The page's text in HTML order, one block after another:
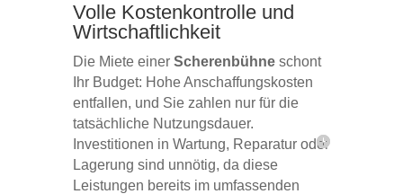
Volle Kostenkontrolle und
Wirtschaftlichkeit
Die Miete einer Scherenbühneschont
Ihr Budget: Hohe Anschaffungskosten
entfallen, und Sie zahlen nur für die
tatsächliche Nutzungsdauer.
Investitionen in Wartung, Reparatur oder
Lagerung sind unnötig, da diese
Leistungen bereits im umfassenden